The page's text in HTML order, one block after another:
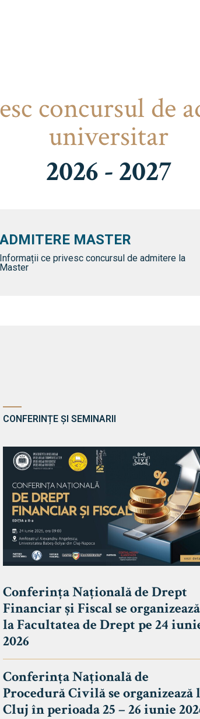
concursul de
universitar
2026 - 2027
ADMITERE MASTER
Informații ce privesc concursul de admitere la
Master
CONFERINȚE ȘI SEMINARII
Conferința Națională de Drept
Financiar și Fiscal se organizează
la Facultatea de Drept pe 24
2026
Conferința Națională de
Procedură Civilă se organizează
Cluj în perioada 25 – 26 iunie